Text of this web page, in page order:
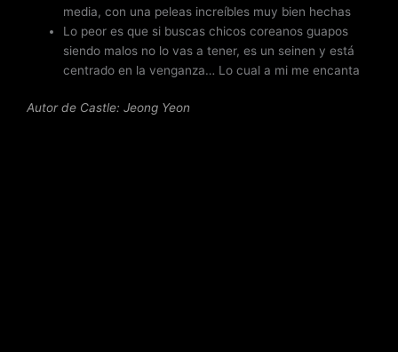
media, con una peleas increíbles muy bien hechas
Lo peor es que si buscas chicos coreanos guapos
siendo malos no lo vas a tener, es un seinen y está
centrado en la venganza… Lo cual a mi me encanta
Autor de Castle: Jeong Yeon